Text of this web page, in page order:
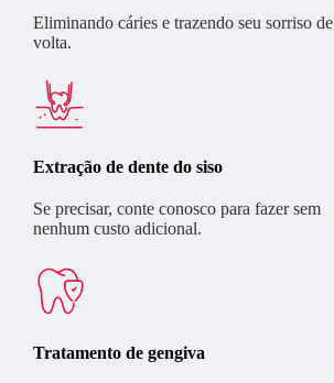
Eliminando cáries e trazendo seu sorriso de
volta.
Extração de dente do siso
Se precisar, conte conosco para fazer sem
nenhum custo adicional.
Tratamento de gengiva